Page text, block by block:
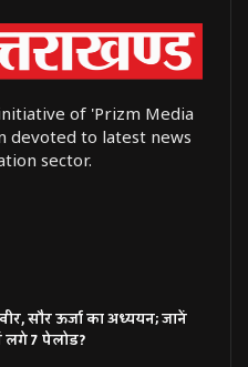
of 'Prizm Media
devoted to latest news
sector.
सौर ऊर्जा का अध्ययन; जानें
लगे 7 पेलोड?